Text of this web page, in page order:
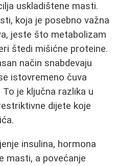
uskladištene masti.
koja je posebno važna
jeste što metabolizam
štedi mišićne proteine.
način snabdevaju
istovremeno čuva
je ključna razlika u
dijete koje
insulina, hormona
masti, a povećanje